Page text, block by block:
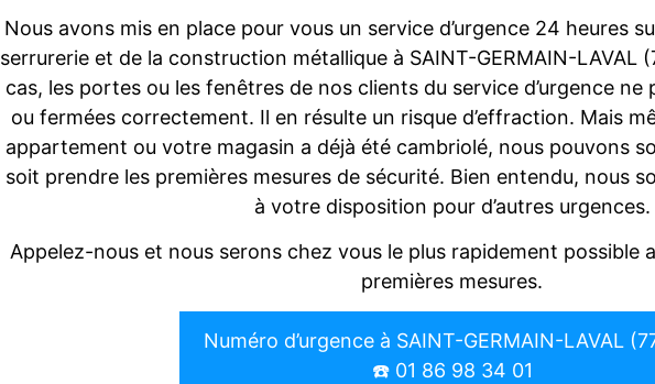
Nous avons mis en place pour vous un service d’urgence 24 heures
serrurerie et de la construction métallique à SAINT-GERMAIN-LAVAL
cas, les portes ou les fenêtres de nos clients du service d’urgence
ou fermées correctement. Il en résulte un risque d’effraction. Mais
appartement ou votre magasin a déjà été cambriolé, nous pouvons
soit prendre les premières mesures de sécurité. Bien entendu, nous
à votre disposition pour d’autres urgences.
Appelez-nous et nous serons chez vous le plus rapidement possible
premières mesures.
Numéro d’urgence à SAINT-GERMAIN-LAVAL
☎️ 01 86 98 34 01